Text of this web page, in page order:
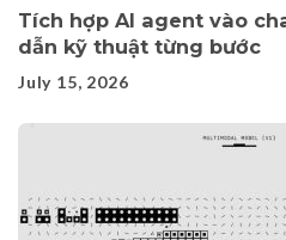
Tích hợp AI agent vào
dẫn kỹ thuật từng bước
July 15, 2026